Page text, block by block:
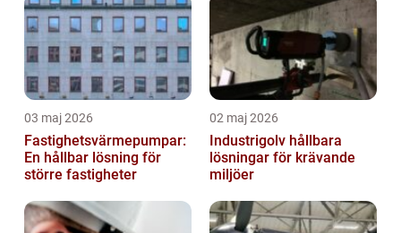
03 maj 2026
Fastighetsvärmepumpar:
En hållbar lösning för
större fastigheter
02 maj 2026
Industrigolv hållbara
lösningar för krävande
miljöer